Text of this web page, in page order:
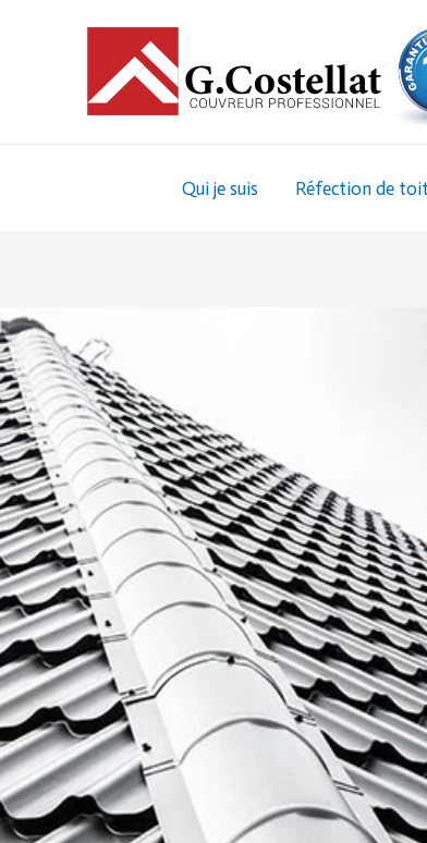
Qui je suis Réfection de
articles